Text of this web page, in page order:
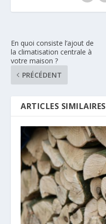
En quoi consiste l’ajout de
la climatisation centrale à
votre maison ?
PRÉCÉDENT
ARTICLES SIMILAIRES